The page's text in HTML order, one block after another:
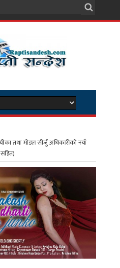
तथा मोडल सीर्जु अधिकारीको नयाँ